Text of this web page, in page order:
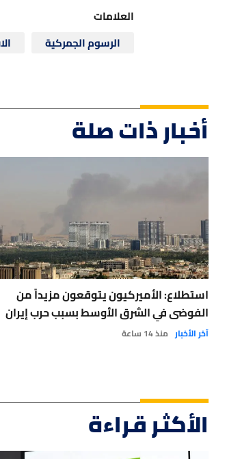
العلامات
الرسوم الجمركية
أخبار ذات صلة
استطلاع: الأميركيون يتوقعون مزيداً من
الفوضى في الشرق الأوسط بسبب حرب إيران
آخر الأخبار منذ 14 ساعة
الأكثر قراءة